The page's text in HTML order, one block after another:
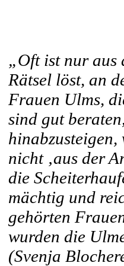
„Oft ist nur aus
Rätsel löst, an
Frauen Ulms,
sind gut
hinabzusteigen,
nicht ‚aus der
die
mächtig und
gehörten
wurden die
(Svenja